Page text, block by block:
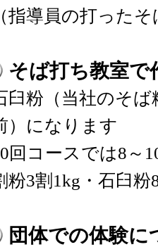
（指導員の打った
そば打ち教室で
臼粉（当社のそば
）になります
回コースでは8～
粉3割1kg・石臼
団体での体験に